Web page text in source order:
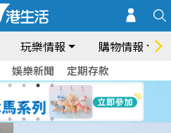
玩樂情報 購物情報
娛樂新聞 定期存款